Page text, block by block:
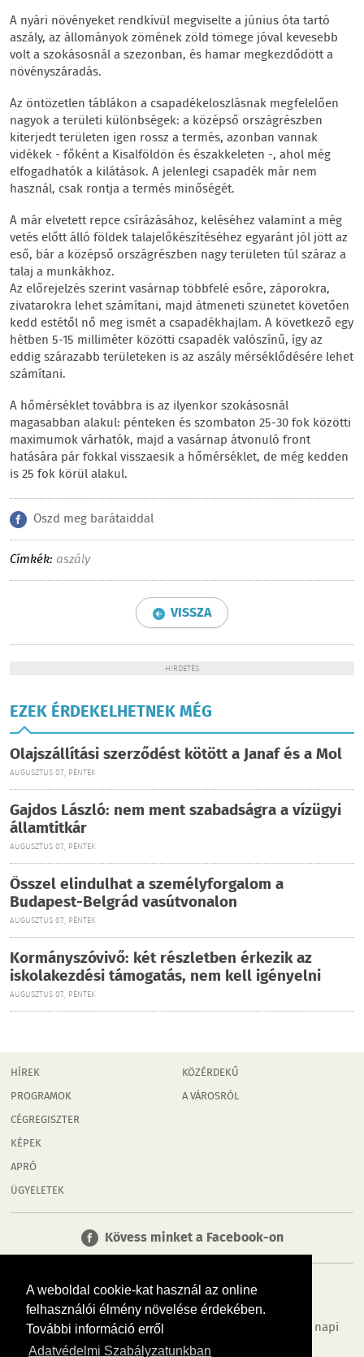
A weboldal cookie-kat használ az online
felhasználói élmény növelése érdekében.
További információ erről
Adatvédelmi Szabályzatunkban
A nyári növényeket rendkívül megviselte a június óta tartó
aszály, az állományok zömének zöld tömege jóval kevesebb
volt a szokásosnál a szezonban, és hamar megkezdődött a
növényszáradás.
Az öntözetlen táblákon a csapadékeloszlásnak megfelelően
nagyok a területi különbségek: a középső országrészben
kiterjedt területen igen rossz a termés, azonban vannak
vidékek - főként a Kisalföldön és északkeleten -, ahol még
elfogadhatók a kilátások. A jelenlegi csapadék már nem
használ, csak rontja a termés minőségét.
A már elvetett repce csírázásához, keléséhez valamint a még
vetés előtt álló földek talajelőkészítéséhez egyaránt jól jött az
eső, bár a középső országrészben nagy területen túl száraz a
talaj a munkákhoz.
Az előrejelzés szerint vasárnap többfelé esőre, záporokra,
zivatarokra lehet számítani, majd átmeneti szünetet követően
kedd estétől nő meg ismét a csapadékhajlam. A következő egy
hétben 5-15 milliméter közötti csapadék valószínű, így az
eddig szárazabb területeken is az aszály mérséklődésére lehet
számítani.
A hőmérséklet továbbra is az ilyenkor szokásosnál
magasabban alakul: pénteken és szombaton 25-30 fok közötti
maximumok várhatók, majd a vasárnap átvonuló front
hatására pár fokkal visszaesik a hőmérséklet, de még kedden
is 25 fok körül alakul.
Oszd meg barátaiddal
Címkék: aszály
VISSZA
HIRDETÉS
EZEK ÉRDEKELHETNEK MÉG
Olajszállítási szerződést kötött a Janaf és a Mol
AUGUSZTUS 07., PÉNTEK
Gajdos László: nem ment szabadságra a vízügyi
államtitkár
AUGUSZTUS 07., PÉNTEK
Ősszel elindulhat a személyforgalom a
Budapest-Belgrád vasútvonalon
AUGUSZTUS 07., PÉNTEK
Kormányszóvivő: két részletben érkezik az
iskolakezdési támogatás, nem kell igényelni
AUGUSZTUS 07., PÉNTEK
HÍREK
PROGRAMOK
CÉGREGISZTER
KÉPEK
APRÓ
ÜGYELETEK
KÖZÉRDEKŰ
A VÁROSRÓL
Kövess minket a Facebook-on
Tudj meg többet városodról! Hírek, programok, képek, napi
menü, cégek…. és minden, ami Győr